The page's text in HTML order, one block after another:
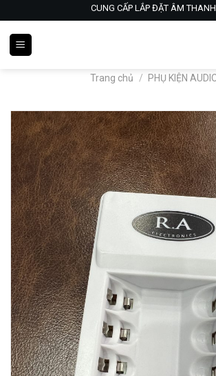
to
content
CUNG CẤP LẮP ĐẶT ÂM THANH
Trang chủ / PHỤ KIỆN